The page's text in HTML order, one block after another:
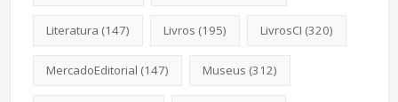
Literatura (147) Livros (195) LivrosCI (320)
MercadoEditorial (147) Museus (312)